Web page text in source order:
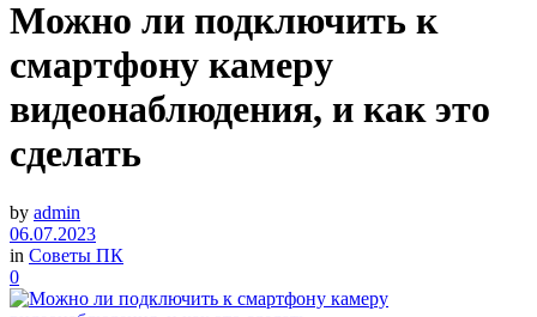
Можно ли подключить к
смартфону камеру
видеонаблюдения, и как это
сделать
by admin
06.07.2023
in Советы ПК
0